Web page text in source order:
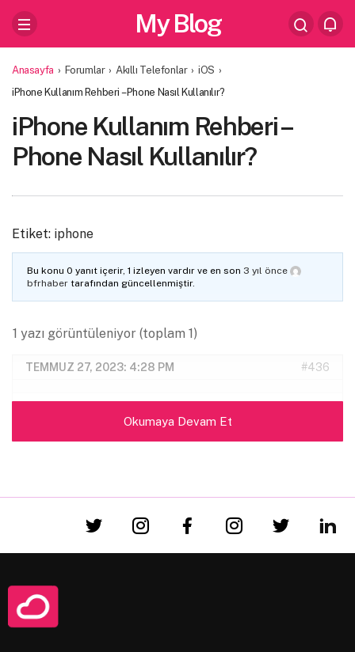
My Blog
Anasayfa › Forumlar › Akıllı Telefonlar › iOS ›
iPhone Kullanım Rehberi – Phone Nasıl Kullanılır?
iPhone Kullanım Rehberi –
Phone Nasıl Kullanılır?
Etiket: iphone
Bu konu 0 yanıt içerir, 1 izleyen vardır ve en son 3 yıl önce
bfrhabertarafından güncellenmiştir.
1 yazı görüntüleniyor (toplam 1)
TEMMUZ 27, 2023: 4:28 PM #436
Lorem Ipsum, dizgi ve baskı endüstrisinde
kullanılan mıgır metinlerdir. Lorem Ipsum, adı
kitabı oluşturmak üzere bir yazı galerisini alarak
karıştırdığı 1500’lerden beri endüstri standardı
Okumaya Devam Et